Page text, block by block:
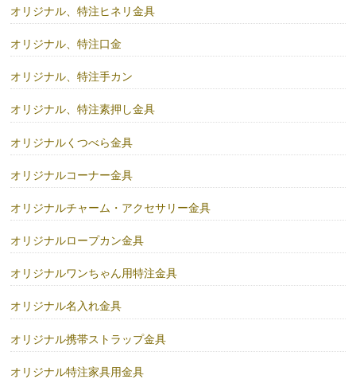
オリジナル、特注ヒネリ金具
オリジナル、特注口金
オリジナル、特注手カン
オリジナル、特注素押し金具
オリジナルくつべら金具
オリジナルコーナー金具
オリジナルチャーム・アクセサリー金具
オリジナルロープカン金具
オリジナルワンちゃん用特注金具
オリジナル名入れ金具
オリジナル携帯ストラップ金具
オリジナル特注家具用金具